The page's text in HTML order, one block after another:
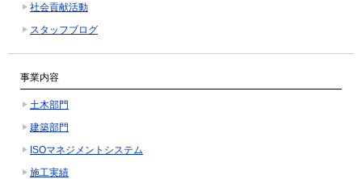
社会貢献活動
スタッフブログ
事業内容
土木部門
建築部門
ISOマネジメントシステム
施工実績